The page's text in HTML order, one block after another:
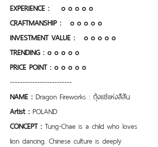
EXPERIENCE :    o o o o o
CRAFTMANSHIP :
o o o o o
INVESTMENT VALUE :
o o o o o
TRENDING : o o o o o
PRICE POINT : o o o o o
-------------------------
NAME : Dragon Fireworks : ตุ้งแช่แห่งสีสัน
Artist : POLAND
CONCEPT : Tung-Chae is a child who loves
lion dancing. Chinese culture is deeply